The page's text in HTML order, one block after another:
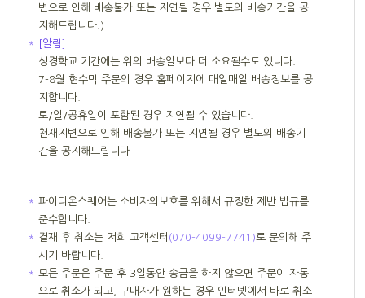
변으로 인해 배송불가 또는 지연될 경우 별도의 배송기간을 공
지해드립니다.)
＊
[알림]
성경학교 기간에는 위의 배송일보다 더 소요될수도 있니다.
7-8월 현수막 주문의 경우 홈페이지에 매일매일 배송정보를 공
지합니다.
토/일/공휴일이 포함된 경우 지연될 수 있습니다.
천재지변으로 인해 배송불가 또는 지연될 경우 별도의 배송기
간을 공지해드립니다
＊ 파이디온스퀘어는 소비자의보호를 위해서 규정한 제반 법규를
준수합니다.
＊ 결재 후 취소는 저희 고객센터 (070-4099-7741)로 문의해 주
시기 바랍니다.
＊ 모든 주문은 주문 후 3일동안 송금을 하지 않으면 주문이 자동
으로 취소가 되고, 구매자가 원하는 경우 인터넷에서 바로 취소